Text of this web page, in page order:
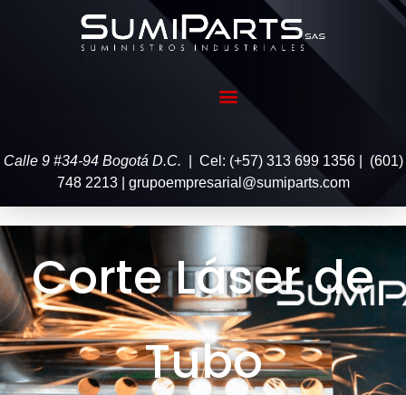
Calle 9 #34-94 Bogotá D.C. | Cel: (+57) 313 699 1356 | (601)
748 2213 | grupoempresarial@sumiparts.com
Corte Láser de
Tubo